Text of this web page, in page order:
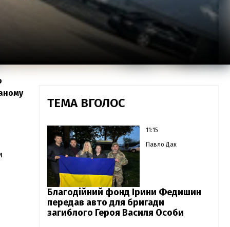
ТЕМА ВГОЛОС
11:15
Павло Дак
Благодійний фонд Ірини Федишин
передав авто для бригади
загиблого Героя Василя Особи